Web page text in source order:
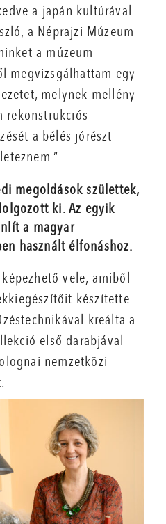
a japán kultúrával
a Néprajzi Múzeum
a múzeum
megvizsgálhattam egy
melynek mellény
rekonstrukciós
a bélés jórészt
megoldások születtek,
ki. Az egyik
a magyar
használt élfonáshoz.
vele, amiből
készítette.
kreálta a
első darabjával
nemzetközi